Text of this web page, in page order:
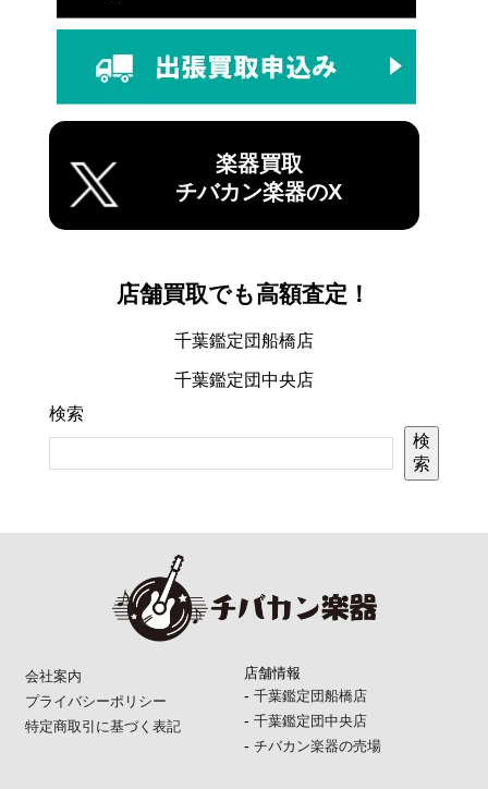
楽器買取
チバカン楽器のX
店舗買取でも高額査定！
千葉鑑定団船橋店
千葉鑑定団中央店
検索
検
索
会社案内
プライバシーポリシー
特定商取引に基づく表記
店舗情報
- 千葉鑑定団船橋店
- 千葉鑑定団中央店
- チバカン楽器の売場